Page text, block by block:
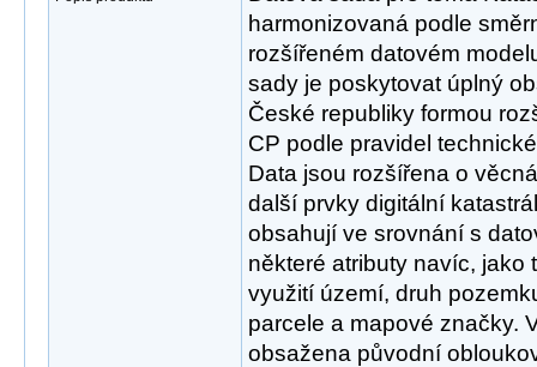
harmonizovaná podle
rozšířeném datovém
sady je poskytovat úplný
České republiky formou
CP podle pravidel
Data jsou rozšířena o
další prvky digitální
obsahují ve srovnání s
některé atributy navíc, jako
využití území, druh
parcele a mapové značky.
obsažena původní